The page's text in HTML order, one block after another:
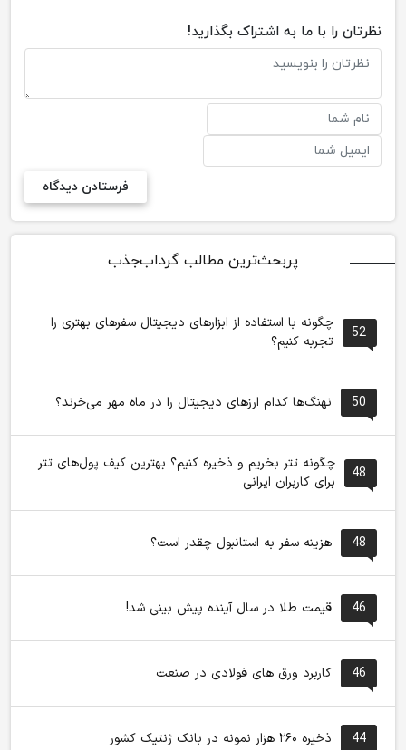
نظرتان را با ما به اشتراک بگذارید!
پربحث‌ترین مطالب گرداب‌جذب
52
چگونه با استفاده از ابزارهای دیجیتال سفرهای بهتری را
تجربه کنیم؟
50 نهنگ‌ها کدام ارزهای دیجیتال را در ماه مهر می‌خرند؟
48
چگونه تتر بخریم و ذخیره کنیم؟ بهترین کیف پول‌های تتر
برای کاربران ایرانی
48 هزینه سفر به استانبول چقدر است؟
46 قیمت طلا در سال آینده پیش بینی شد!
46 کاربرد ورق های فولادی در صنعت
44 ذخیره ۲۶۰ هزار نمونه در بانک ژنتیک کشور